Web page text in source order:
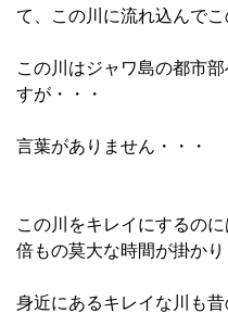
て、この川に流れ込んでこ
この川はジャワ島の都市
すが・・・
言葉がありません・・・
この川をキレイにするの
倍もの莫大な時間が掛かり
身近にあるキレイな川も